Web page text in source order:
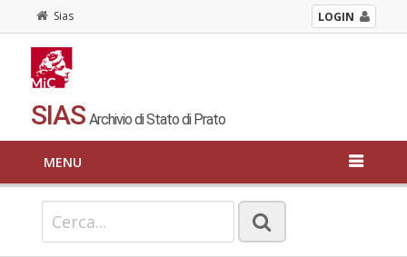
Sias LOGIN
SIAS Archivio di Stato di Prato
MENU